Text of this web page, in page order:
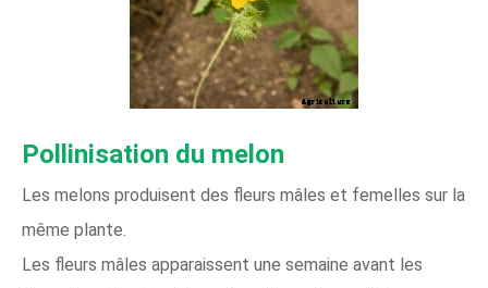
Pollinisation du melon
Les melons produisent des fleurs mâles et femelles sur la
même plante.
Les fleurs mâles apparaissent une semaine avant les